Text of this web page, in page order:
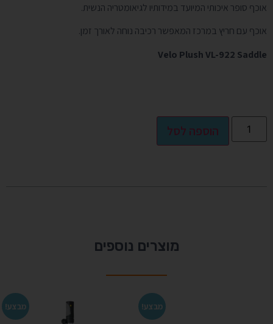
אוכף סופר איכותי המיועד במידותיו לגיאומטריה הנשית.
אוכף עם חריץ במרכז המאפשר רכיבה נוחה לאורך זמן.
Velo Plush VL-922 Saddle
הוספה לסל
מוצרים נוספים
מבצע! מבצע!